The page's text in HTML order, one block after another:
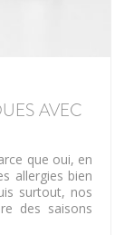
AVEC
que oui, en
allergies bien
surtout, nos
des saisons